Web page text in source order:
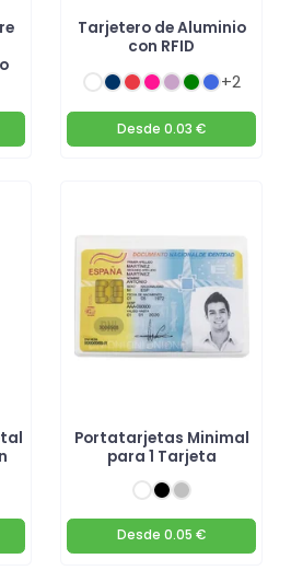
Tarjetero de Aluminio
con RFID
+2
Desde 0.03 €
Portatarjetas Minimal
para 1 Tarjeta
Desde 0.05 €